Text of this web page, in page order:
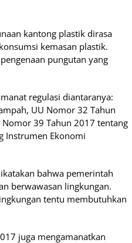
kantong plastik dirasa
kemasan plastik.
pungutan yang
regulasi diantaranya:
UU Nomor 32 Tahun
39 Tahun 2017 tentang
Instrumen Ekonomi
bahwa pemerintah
berwawasan lingkungan.
tentu membutuhkan
juga mengamanatkan